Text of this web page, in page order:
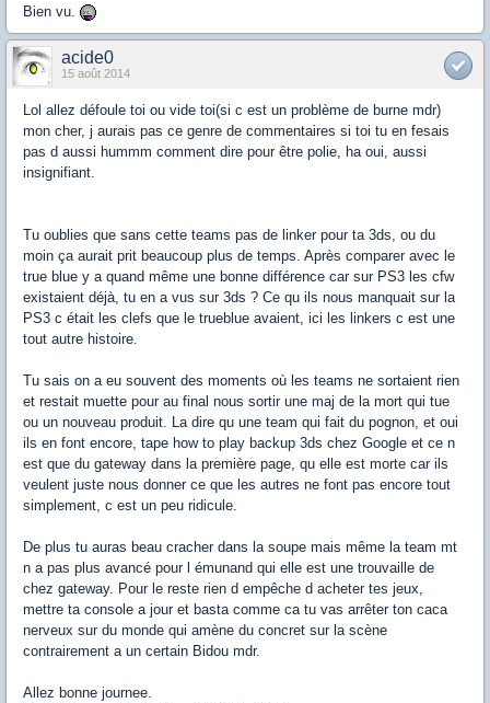
Bien vu.
acide0
15 août 2014
Lol allez défoule toi ou vide toi(si c est un problème de burne mdr)
mon cher, j aurais pas ce genre de commentaires si toi tu en fesais
pas d aussi hummm comment dire pour être polie, ha oui, aussi
insignifiant.
Tu oublies que sans cette teams pas de linker pour ta 3ds, ou du
moin ça aurait prit beaucoup plus de temps. Après comparer avec le
true blue y a quand même une bonne différence car sur PS3 les cfw
existaient déjà, tu en a vus sur 3ds ? Ce qu ils nous manquait sur la
PS3 c était les clefs que le trueblue avaient, ici les linkers c est une
tout autre histoire.
Tu sais on a eu souvent des moments où les teams ne sortaient rien
et restait muette pour au final nous sortir une maj de la mort qui tue
ou un nouveau produit. La dire qu une team qui fait du pognon, et oui
ils en font encore, tape how to play backup 3ds chez Google et ce n
est que du gateway dans la première page, qu elle est morte car ils
veulent juste nous donner ce que les autres ne font pas encore tout
simplement, c est un peu ridicule.
De plus tu auras beau cracher dans la soupe mais même la team mt
n a pas plus avancé pour l émunand qui elle est une trouvaille de
chez gateway. Pour le reste rien d empêche d acheter tes jeux,
mettre ta console a jour et basta comme ca tu vas arrêter ton caca
nerveux sur du monde qui amène du concret sur la scène
contrairement a un certain Bidou mdr.
Allez bonne journee.